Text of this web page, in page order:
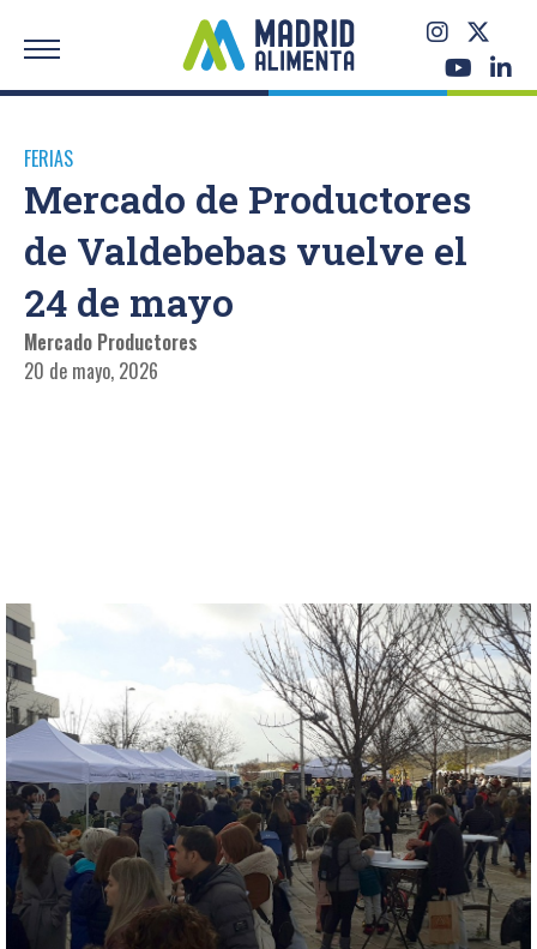
FERIAS
Mercado de Productores
de Valdebebas vuelve el
24 de mayo
Mercado Productores
20 de mayo, 2026